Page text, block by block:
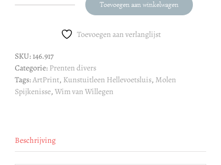
Willegen
Molen
Spijkenisse
aantal
Toevoegen aan winkelwagen
Toevoegen aan verlanglijst
SKU:146.917
Categorie:Prenten divers
Tags:ArtPrint, Kunstuitleen Hellevoetsluis, Molen
Spijkenisse,Wim van Willegen
Beschrijving